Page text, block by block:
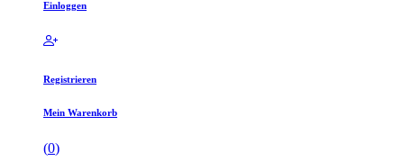
Einloggen
Registrieren
Mein Warenkorb
(0)